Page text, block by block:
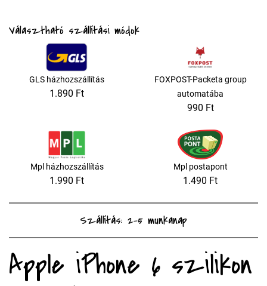
Választható szállítási módok
GLS házhozszállítás
1.890 Ft
FOXPOST-Packeta group
automatába
990 Ft
Mpl házhozszállítás
1.990 Ft
Mpl postapont
1.490 Ft
Szállítás: 2-5 munkanap
Apple iPhone 6 szilikon